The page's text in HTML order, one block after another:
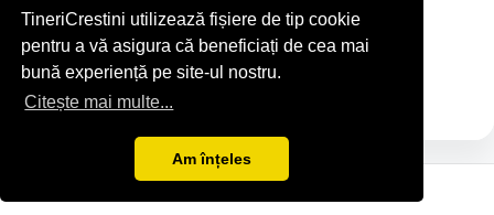
TineriCrestini utilizează fișiere de tip cookie
pentru a vă asigura că beneficiați de cea mai
bună experiență pe site-ul nostru.
Citește mai multe...
Am înțeles
#casino
#GlobalSEOShop
#game